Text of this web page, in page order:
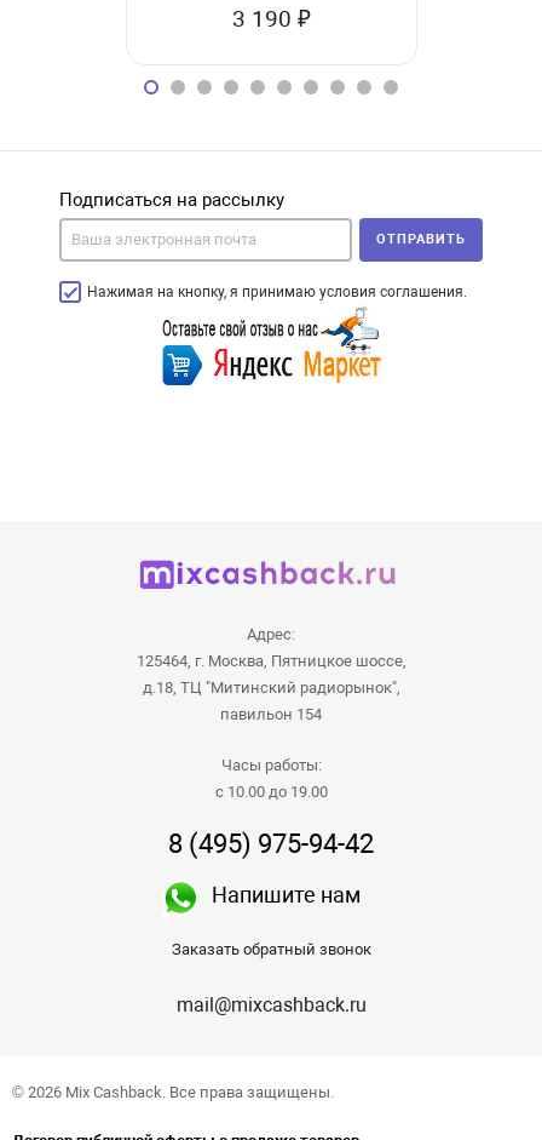
A,HDMI,VGA,RJ45
3 190 ₽
Подписаться на рассылку
Нажимая на кнопку, я принимаю условия соглашения.
ОТПРАВИТЬ
Адрес:
125464, г. Москва, Пятницкое шоссе,
д.18, ТЦ "Митинский радиорынок",
павильон 154
Часы работы:
с 10.00 до 19.00
8 (495) 975-94-42
Напишите нам
Заказать обратный звонок
mail@mixcashback.ru
© 2026 Mix Cashback. Все права защищены.